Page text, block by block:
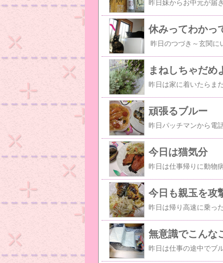
休みってわかっ
まねしちゃだめ
頑張るブルー
今日は猫気分
今日も親玉を攻
無意識でこんな